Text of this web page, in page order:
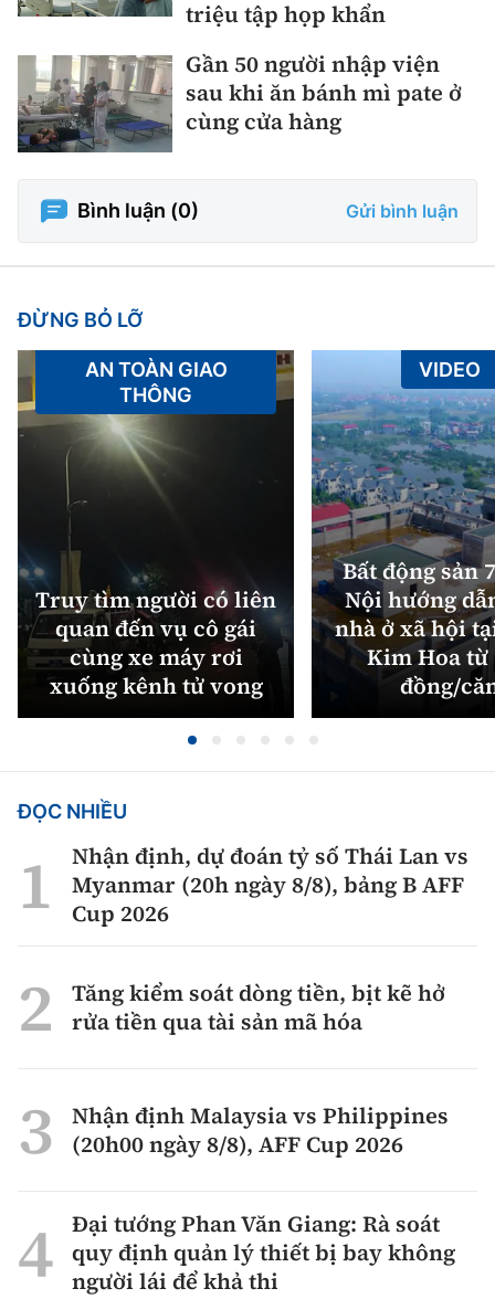
triệu tập họp khẩn
Gần 50 người nhập viện
sau khi ăn bánh mì pate ở
cùng cửa hàng
Bình luận (0) Gửi bình luận
ĐỪNG BỎ LỠ
Truy tìm người có liên
quan đến vụ cô gái
cùng xe máy rơi
xuống kênh tử vong
AN TOÀN GIAO
THÔNG
Bất động sản
Nội hướng
nhà ở xã hội
Kim Hoa từ
đồng/
VIDEO
ĐỌC NHIỀU
Nhận định, dự đoán tỷ số Thái Lan vs
Myanmar (20h ngày 8/8), bảng B AFF
Cup 2026
Tăng kiểm soát dòng tiền, bịt kẽ hở
rửa tiền qua tài sản mã hóa
Nhận định Malaysia vs Philippines
(20h00 ngày 8/8), AFF Cup 2026
Đại tướng Phan Văn Giang: Rà soát
quy định quản lý thiết bị bay không
người lái để khả thi